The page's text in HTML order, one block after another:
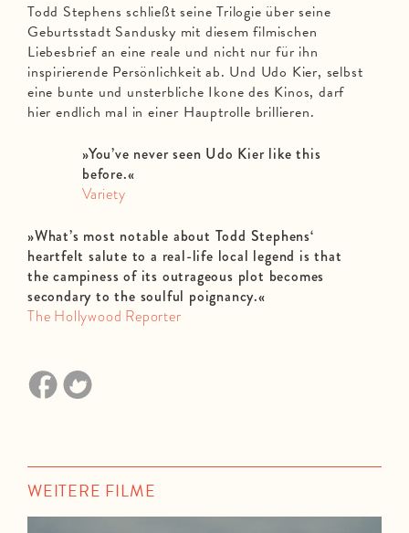
Todd Stephens schließt seine Trilogie über seine
Geburtsstadt Sandusky mit diesem filmischen
Liebesbrief an eine reale und nicht nur für ihn
inspirierende Persönlichkeit ab. Und Udo Kier, selbst
eine bunte und unsterbliche Ikone des Kinos, darf
hier endlich mal in einer Hauptrolle brillieren.
»You’ve never seen Udo Kier like this
before.«
Variety
»What’s most notable about Todd Stephens‘
heartfelt salute to a real-life local legend is that
the campiness of its outrageous plot becomes
secondary to the soulful poignancy.«
The Hollywood Reporter
WEITERE FILME